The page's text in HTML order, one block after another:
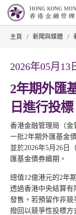
主頁 / 新聞與媒體 /
2026年05月13
2年期外匯
日進行投標
香港金融管理局（金
一批2年期外匯基金
並於2026年5月26日
匯基金債券續期。
總值12億港元的2年
透過香港中央結算有
發售。若預留作非
撥回以競爭性投標方